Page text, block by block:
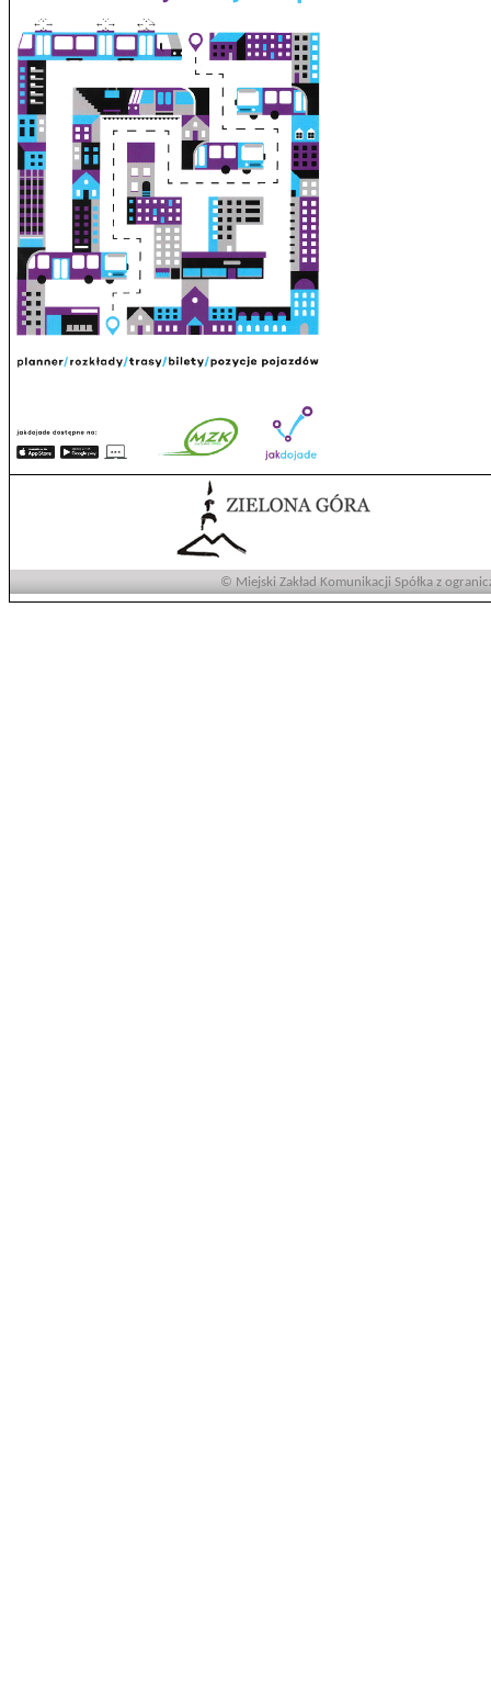
© Miejski Zakład Komunikacji Spółka z